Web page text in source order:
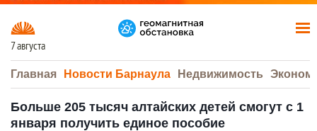
7 августа
Главная Новости Барнаула Недвижимость
Больше 205 тысяч алтайских детей смогут с 1
января получить единое пособие